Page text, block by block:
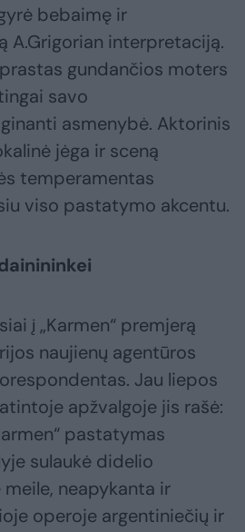
bebaimę ir
A.Grigorian interpretaciją.
gundančios moters
savo
asmenybė. Aktorinis
jėga ir sceną
temperamentas
viso pastatymo akcentu.
į „Karmen“ premjerą
naujienų agentūros
Jau liepos
apžvalgoje jis rašė:
pastatymas
sulaukė didelio
neapykanta ir
operoje argentiniečių ir